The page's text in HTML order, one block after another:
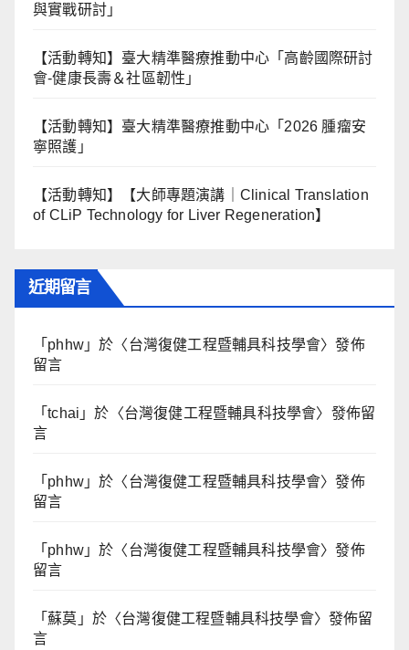
與實戰研討」
【活動轉知】臺大精準醫療推動中心「高齡國際研討
會-健康長壽＆社區韌性」
【活動轉知】臺大精準醫療推動中心「2026 腫瘤安
寧照護」
【活動轉知】【大師專題演講｜Clinical Translation
of CLiP Technology for Liver Regeneration】
近期留言
「 phhw 」於〈台灣復健工程暨輔具科技學會〉發佈
留言
「tchai 」於〈台灣復健工程暨輔具科技學會〉發佈留
言
「 phhw 」於〈台灣復健工程暨輔具科技學會〉發佈
留言
「 phhw 」於〈台灣復健工程暨輔具科技學會〉發佈
留言
「蘇莫 」於〈台灣復健工程暨輔具科技學會〉發佈留
言